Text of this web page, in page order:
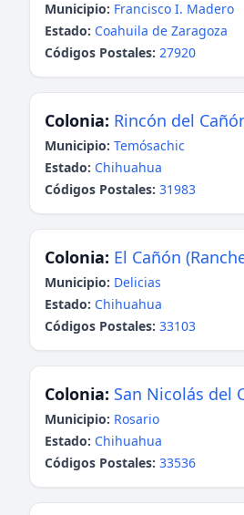
Municipio: Francisco I. Madero
Estado: Coahuila de Zaragoza
Códigos Postales: 27920
Colonia: Rincón del
Municipio: Temósachic
Estado: Chihuahua
Códigos Postales: 31983
Colonia: El Cañón
Municipio: Delicias
Estado: Chihuahua
Códigos Postales: 33103
Colonia: San Nicolás del
Municipio: Rosario
Estado: Chihuahua
Códigos Postales: 33536